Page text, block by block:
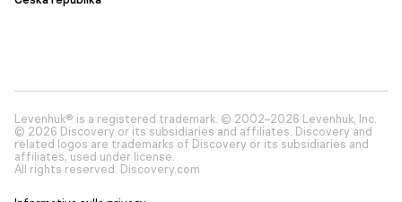
Levenhuk® is a registered trademark. © 2002–2026 Levenhuk, Inc.
© 2026 Discovery or its subsidiaries and affiliates. Discovery and
related logos are trademarks of Discovery or its subsidiaries and
affiliates, used under license.
All rights reserved. Discovery.com